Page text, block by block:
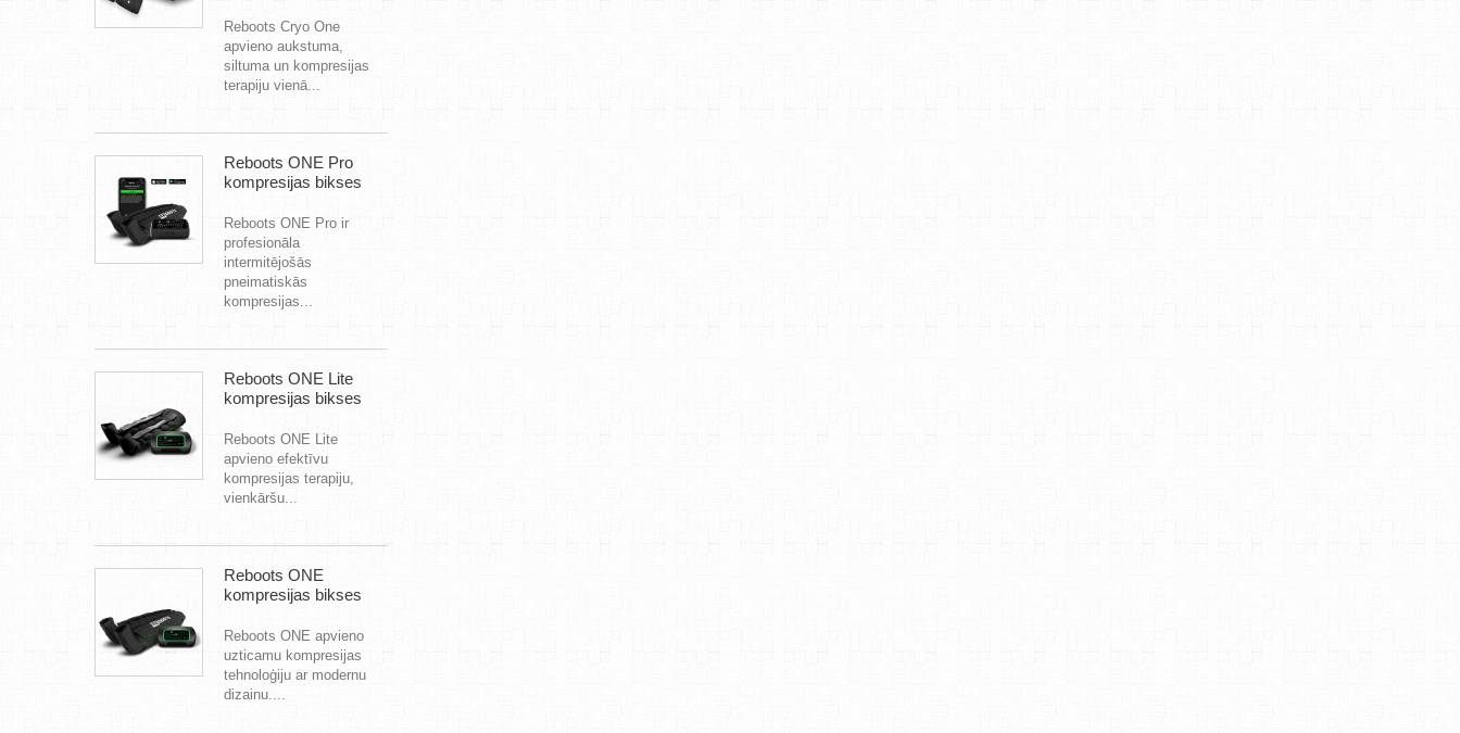
Reboots Cryo One
apvieno aukstuma,
siltuma un kompresijas
terapiju vienā...
Reboots ONE Pro
kompresijas bikses
Reboots ONE Pro ir
profesionāla
intermitējošās
pneimatiskās
kompresijas...
Reboots ONE Lite
kompresijas bikses
Reboots ONE Lite
apvieno efektīvu
kompresijas terapiju,
vienkāršu...
Reboots ONE
kompresijas bikses
Reboots ONE apvieno
uzticamu kompresijas
tehnoloģiju ar modernu
dizainu....